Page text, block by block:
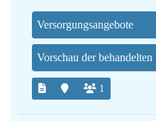
Versorgungsangebote
Vorschau der
1